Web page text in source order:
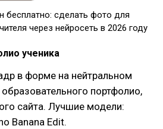
бесплатно: сделать фото для
через нейросеть в 2026 году
ученика
в форме на нейтральном
портфолио,
сайта. Лучшие модели:
Banana Edit.